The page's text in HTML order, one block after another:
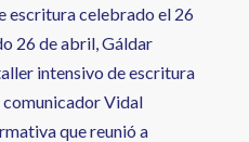
escritura celebrado el 26
26 de abril, Gáldar
intensivo de escritura
Vidal
que reunió a